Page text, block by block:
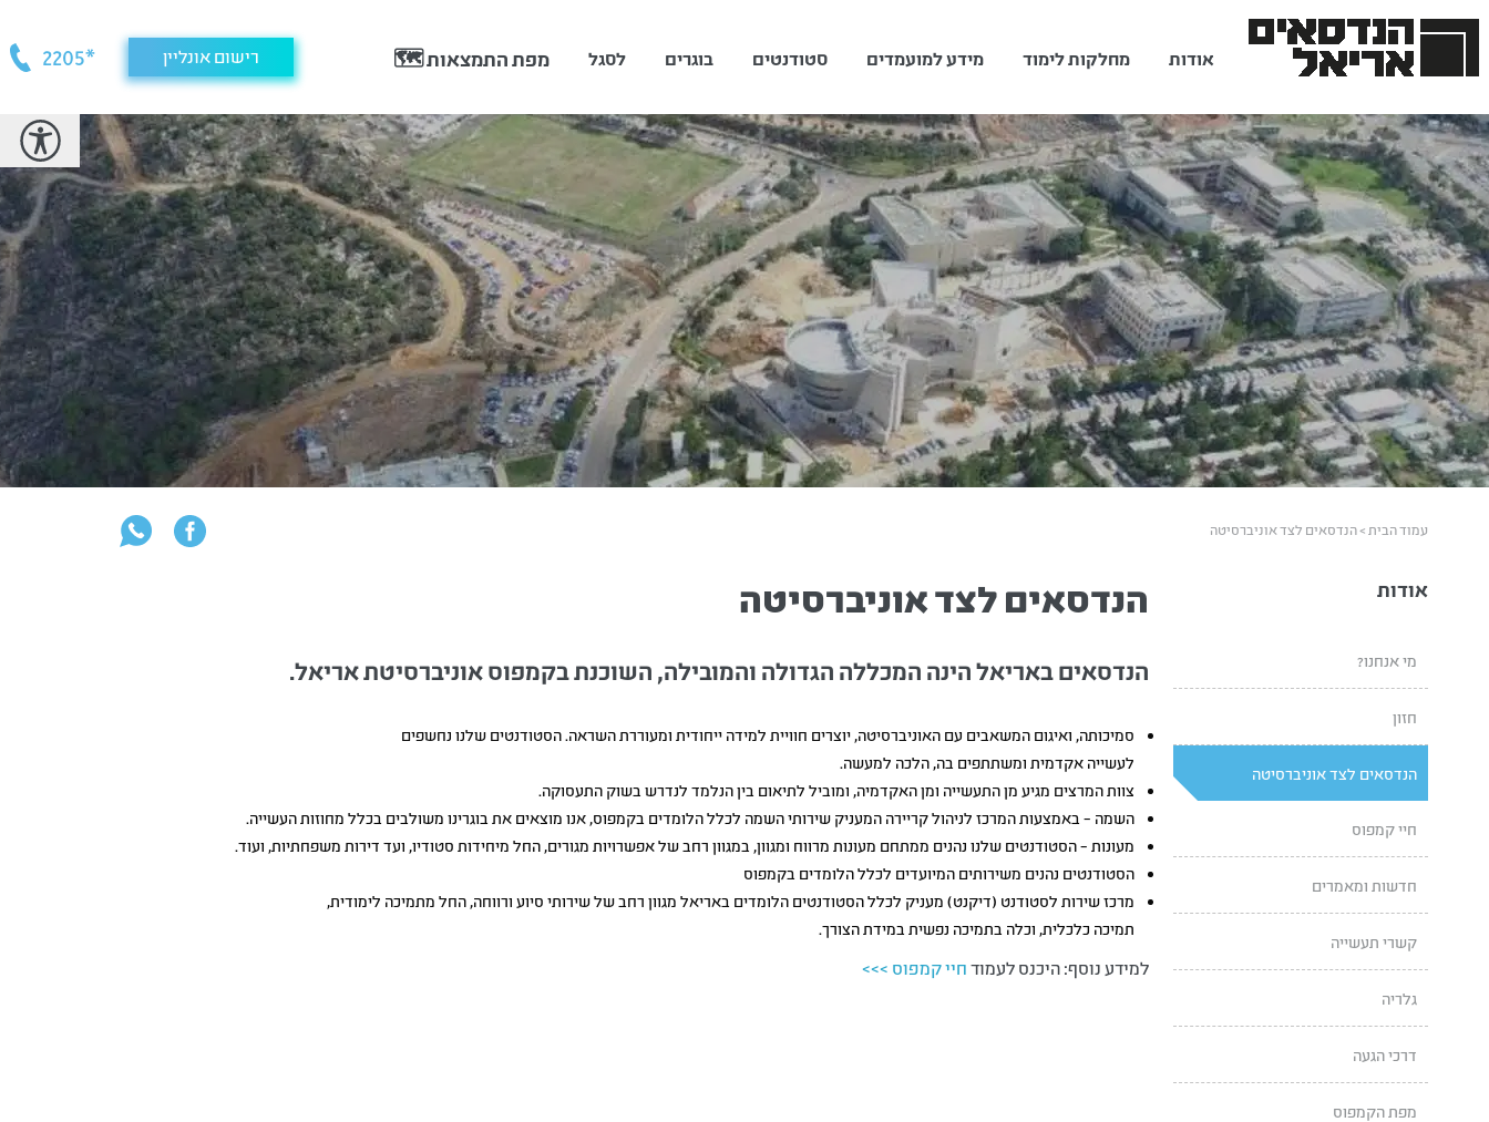
אודות מחלקות לימוד מידע למועמדים סטודנטים בוגרים לסגל מפת התמצאות 🗺️ רישום אונליין *2205
עמוד הבית >הנדסאים לצד אוניברסיטה
אודות
מי אנחנו?
חזון
הנדסאים לצד אוניברסיטה
חיי קמפוס
חדשות ומאמרים
קשרי תעשייה
גלריה
דרכי הגעה
מפת הקמפוס
הנדסאים לצד אוניברסיטה
הנדסאים באריאל הינה המכללה הגדולה והמובילה, השוכנת בקמפוס אוניברסיטת אריאל.
סמיכותה, ואיגום המשאבים עם האוניברסיטה, יוצרים חוויית למידה ייחודית ומעוררת השראה. הסטודנטים שלנו נחשפים
לעשייה אקדמית ומשתתפים בה, הלכה למעשה.
צוות המרצים מגיע מן התעשייה ומן האקדמיה, ומוביל לתיאום בין הנלמד לנדרש בשוק התעסוקה.
השמה – באמצעות המרכז לניהול קריירה המעניק שירותי השמה לכלל הלומדים בקמפוס, אנו מוצאים את בוגרינו משולבים בכלל מחוזות העשייה.
מעונות – הסטודנטים שלנו נהנים ממתחם מעונות מרווח ומגוון, במגוון רחב של אפשרויות מגורים, החל מיחידות סטודיו, ועד דירות משפחתיות, ועוד.
הסטודנטים נהנים משירותים המיועדים לכלל הלומדים בקמפוס
מרכז שירות לסטודנט (דיקנט) מעניק לכלל הסטודנטים הלומדים באריאל מגוון רחב של שירותי סיוע ורווחה, החל מתמיכה לימודית,
תמיכה כלכלית, וכלה בתמיכה נפשית במידת הצורך.
למידע נוסף: היכנס לעמודחיי קמפוס >>>